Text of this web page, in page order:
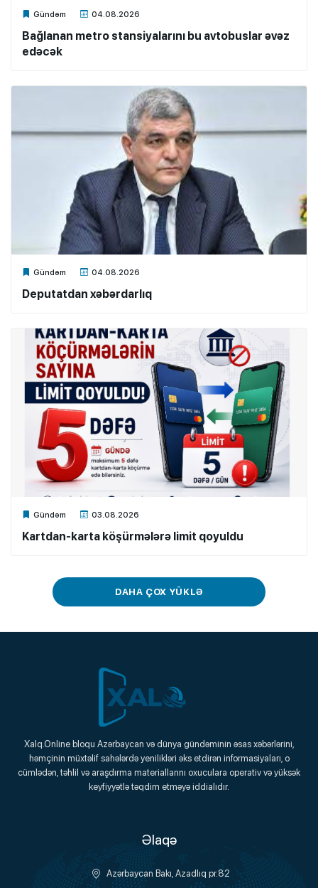
Gündəm 04.08.2026
Xalq.Online
Bağlanan metro stansiyalarını bu avtobuslar əvəz
edəcək
Gündəm 04.08.2026
Xalq.Online
Deputatdan xəbərdarlıq
Gündəm 03.08.2026
Xalq.Online
Kartdan-karta köşürmələrə limit qoyuldu
DAHA ÇOX YÜKLƏ
Xalq.Online
Onlayn Platforma
Xalq.Online bloqu Azərbaycan və dünya gündəminin əsas xəbərlərini,
həmçinin müxtəlif sahələrdə yenilikləri əks etdirən informasiyaları, o
cümlədən, təhlil və araşdırma materiallarını oxuculara operativ və yüksək
keyfiyyətlə təqdim etməyə iddialıdır.
Əlaqə
Azərbaycan Bakı, Azadlıq pr.82